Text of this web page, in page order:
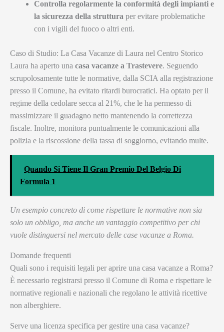
Controlla regolarmente la conformità degli impianti e
la sicurezza della struttura per evitare problematiche
con i vigili del fuoco o altri enti.
Caso di Studio: La Casa Vacanze di Laura nel Centro Storico
Laura ha aperto una casa vacanze a Trastevere. Seguendo
scrupolosamente tutte le normative, dalla SCIA alla registrazione
presso il Comune, ha evitato ritardi burocratici. Ha optato per il
regime della cedolare secca al 21%, che le ha permesso di
massimizzare il guadagno netto mantenendo la correttezza
fiscale. Inoltre, monitora puntualmente le comunicazioni alla
polizia e la riscossione della tassa di soggiorno, evitando multe.
Quando Si Tiene Il Gran Premio Del Belgio Di
Formula 1
Un esempio concreto di come rispettare le normative non sia
solo un obbligo, ma anche un vantaggio competitivo per chi
vuole distinguersi nel mercato delle case vacanze a Roma.
Domande frequenti
Quali sono i requisiti legali per aprire una casa vacanze a Roma?
È necessario registrarsi presso il Comune di Roma e rispettare le
normative regionali e nazionali che regolano le attività ricettive
non alberghiere.
Serve una licenza specifica per gestire una casa vacanze?